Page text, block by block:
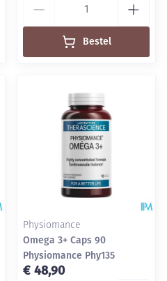
Bestel
Physiomance
Omega 3+ Caps 90
Physiomance Phy135
€ 48,90